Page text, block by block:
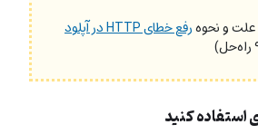
علت و نحوه رفع خطای HTTP در آپلود